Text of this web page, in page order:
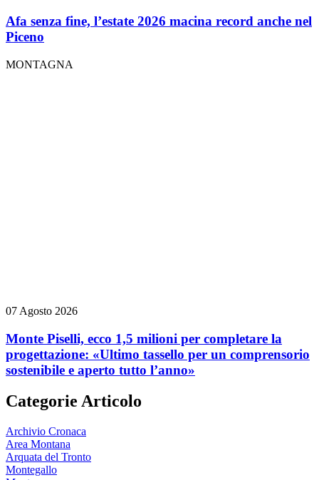
Afa senza fine, l’estate 2026 macina record anche nel
Piceno
MONTAGNA
07 Agosto 2026
Monte Piselli, ecco 1,5 milioni per completare la
progettazione: «Ultimo tassello per un comprensorio
sostenibile e aperto tutto l’anno»
Categorie Articolo
Archivio Cronaca
Area Montana
Arquata del Tronto
Montegallo